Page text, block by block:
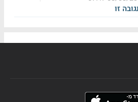
זו